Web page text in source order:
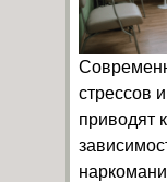
стрессов
приводят